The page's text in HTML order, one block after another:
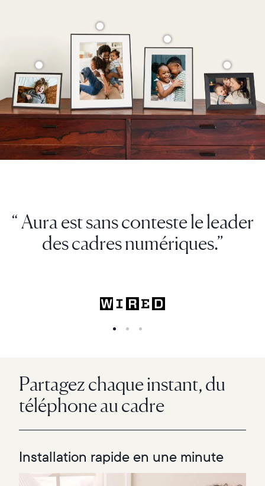
“ Aura est sans conteste le leader
des cadres numériques.”
Partagez chaque instant, du
téléphone au cadre
Installation rapide en une minute